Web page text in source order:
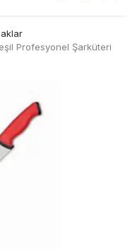
Profesyonel Şarküteri